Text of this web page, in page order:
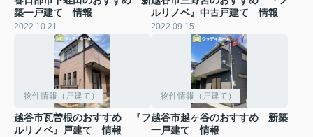
築一戸建て 情報
2022.10.21
ルリノベ』中古戸建て 情報
2022.09.15
物件情報（戸建て）
越谷市瓦曽根のおすすめ 『フ
ルリノベ』戸建て 情報
物件情報（戸建て）
越谷市越ヶ谷のおすすめ 新築
一戸建て 情報